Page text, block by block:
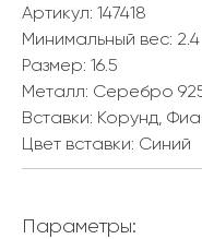
Артикул: 147418
Минимальный вес: 2.4
Размер: 16.5
Металл: Серебро
Вставки: Корунд,
Цвет вставки: Синий
Параметры: